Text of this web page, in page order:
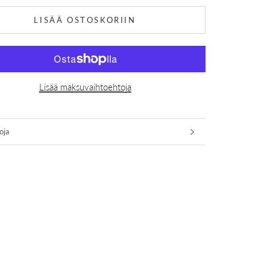
LISÄÄ OSTOSKORIIN
Lisää maksuvaihtoehtoja